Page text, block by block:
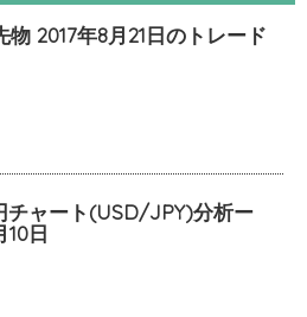
物 2017年8月21日のトレード
チャート(USD/JPY)分析ー
10日